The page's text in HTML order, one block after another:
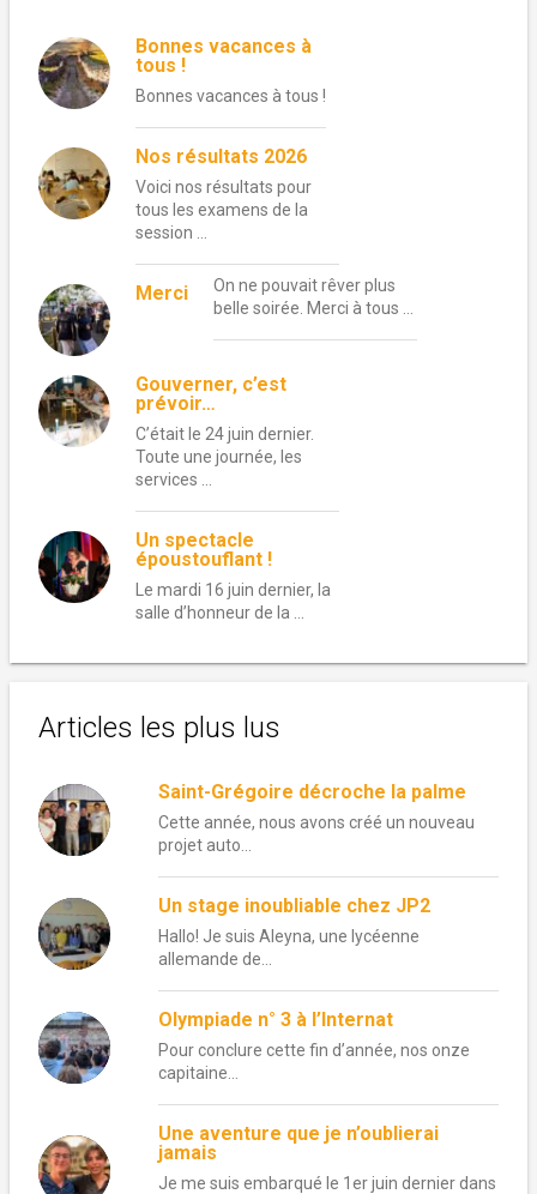
Bonnes vacances à
tous !
Bonnes vacances à tous !
Nos résultats 2026
Voici nos résultats pour
tous les examens de la
session …
Merci
On ne pouvait rêver plus
belle soirée. Merci à tous …
Gouverner, c’est
prévoir…
C’était le 24 juin dernier.
Toute une journée, les
services …
Un spectacle
époustouflant !
Le mardi 16 juin dernier, la
salle d’honneur de la …
Articles les plus lus
Saint-Grégoire décroche la palme
Cette année, nous avons créé un nouveau
projet auto...
Un stage inoubliable chez JP2
Hallo! Je suis Aleyna, une lycéenne
allemande de...
Olympiade n° 3 à l’Internat
Pour conclure cette fin d’année, nos onze
capitaine...
Une aventure que je n’oublierai
jamais
Je me suis embarqué le 1er juin dernier dans